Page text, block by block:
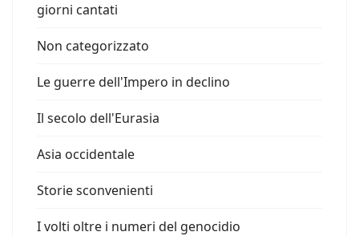
giorni cantati
Non categorizzato
Le guerre dell'Impero in declino
Il secolo dell'Eurasia
Asia occidentale
Storie sconvenienti
I volti oltre i numeri del genocidio